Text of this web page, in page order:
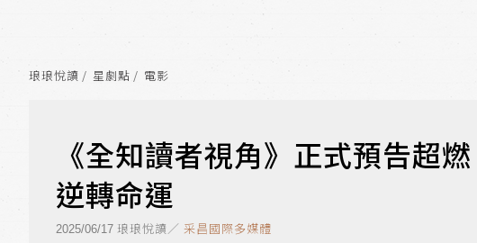
琅琅悅讀 星劇點 電影
《全知讀者視角》正式預告超
逆轉命運
2025/06/17 琅琅悅讀／ 采昌國際多媒體